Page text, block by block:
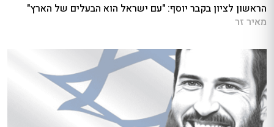
הראשון לציון בקבר יוסף: "עם ישראל הוא הבעלים של הארץ"
מאיר זר